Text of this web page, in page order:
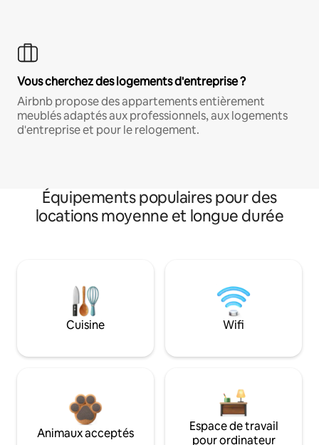
Vous cherchez des logements d'entreprise ?
Airbnb propose des appartements entièrement
meublés adaptés aux professionnels, aux logements
d'entreprise et pour le relogement.
Équipements populaires pour des
locations moyenne et longue durée
Cuisine Wifi
Animaux acceptés
Espace de travail
pour ordinateur